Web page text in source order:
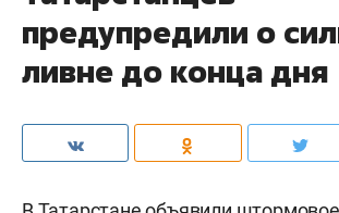
предупредили о
ливне до конца дня